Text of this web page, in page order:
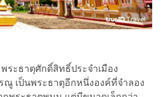
พระธาตุศักดิ์สิทธิ์ประจำเมือง
ณู เป็นพระธาตุอีกหนึ่งองค์ที่จำลอง